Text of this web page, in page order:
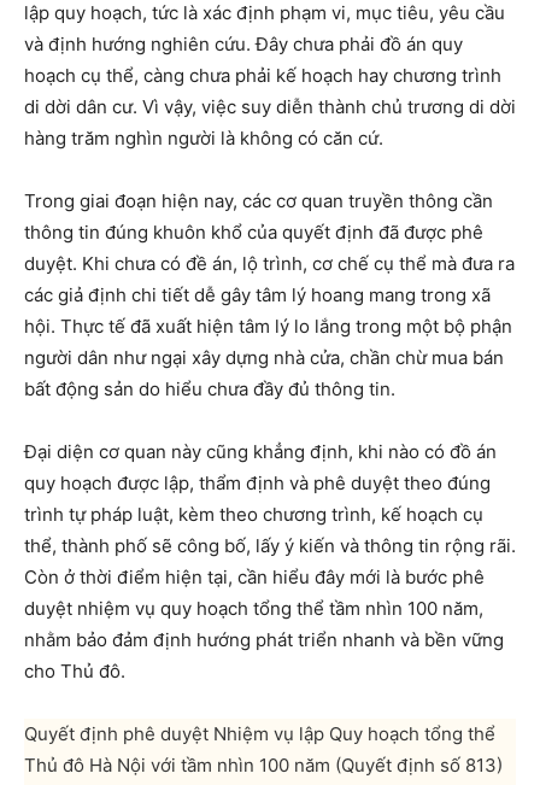
lập quy hoạch, tức là xác định phạm vi, mục tiêu, yêu cầu
và định hướng nghiên cứu. Đây chưa phải đồ án quy
hoạch cụ thể, càng chưa phải kế hoạch hay chương trình
di dời dân cư. Vì vậy, việc suy diễn thành chủ trương di dời
hàng trăm nghìn người là không có căn cứ.
Trong giai đoạn hiện nay, các cơ quan truyền thông cần
thông tin đúng khuôn khổ của quyết định đã được phê
duyệt. Khi chưa có đề án, lộ trình, cơ chế cụ thể mà đưa ra
các giả định chi tiết dễ gây tâm lý hoang mang trong xã
hội. Thực tế đã xuất hiện tâm lý lo lắng trong một bộ phận
người dân như ngại xây dựng nhà cửa, chần chừ mua bán
bất động sản do hiểu chưa đầy đủ thông tin.
Đại diện cơ quan này cũng khẳng định, khi nào có đồ án
quy hoạch được lập, thẩm định và phê duyệt theo đúng
trình tự pháp luật, kèm theo chương trình, kế hoạch cụ
thể, thành phố sẽ công bố, lấy ý kiến và thông tin rộng rãi.
Còn ở thời điểm hiện tại, cần hiểu đây mới là bước phê
duyệt nhiệm vụ quy hoạch tổng thể tầm nhìn 100 năm,
nhằm bảo đảm định hướng phát triển nhanh và bền vững
cho Thủ đô.
Quyết định phê duyệt Nhiệm vụ lập Quy hoạch tổng thể
Thủ đô Hà Nội với tầm nhìn 100 năm (Quyết định số 813)